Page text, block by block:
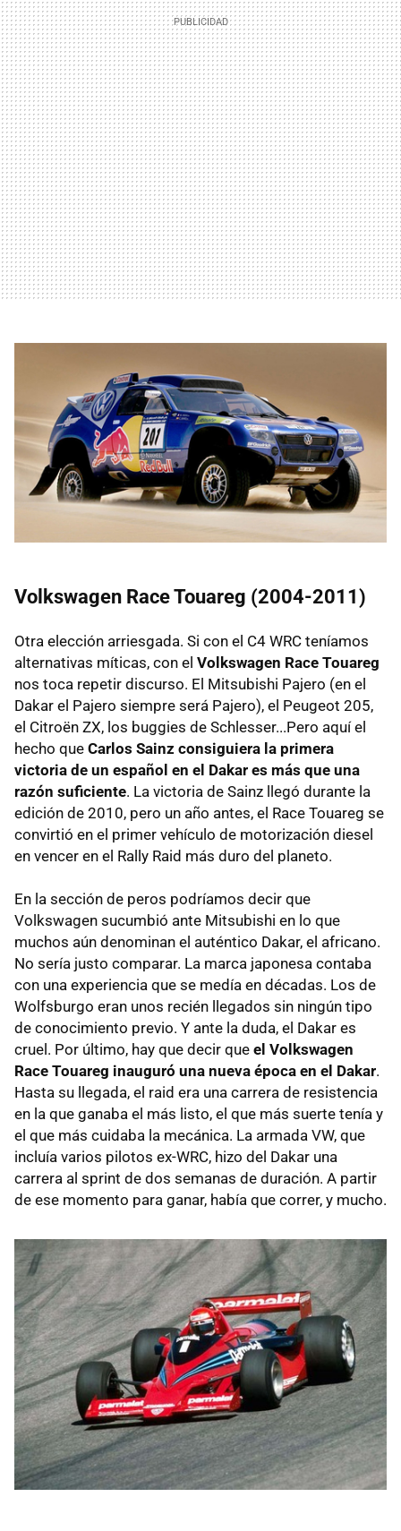
Volkswagen Race Touareg (2004-2011)
Otra elección arriesgada. Si con el C4 WRC teníamos
alternativas míticas, con el Volkswagen Race Touareg
nos toca repetir discurso. El Mitsubishi Pajero (en el
Dakar el Pajero siempre será Pajero), el Peugeot 205,
el Citroën ZX, los buggies de Schlesser...Pero aquí el
hecho que Carlos Sainz consiguiera la primera
victoria de un español en el Dakar es más que una
razón suficiente. La victoria de Sainz llegó durante la
edición de 2010, pero un año antes, el Race Touareg se
convirtió en el primer vehículo de motorización diesel
en vencer en el Rally Raid más duro del planeto.
En la sección de peros podríamos decir que
Volkswagen sucumbió ante Mitsubishi en lo que
muchos aún denominan el auténtico Dakar, el africano.
No sería justo comparar. La marca japonesa contaba
con una experiencia que se medía en décadas. Los de
Wolfsburgo eran unos recién llegados sin ningún tipo
de conocimiento previo. Y ante la duda, el Dakar es
cruel. Por último, hay que decir que el Volkswagen
Race Touareg inauguró una nueva época en el Dakar.
Hasta su llegada, el raid era una carrera de resistencia
en la que ganaba el más listo, el que más suerte tenía y
el que más cuidaba la mecánica. La armada VW, que
incluía varios pilotos ex-WRC, hizo del Dakar una
carrera al sprint de dos semanas de duración. A partir
de ese momento para ganar, había que correr, y mucho.